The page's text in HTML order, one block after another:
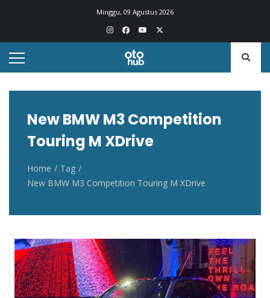
Minggu, 09 Agustus 2026
Otohub.co
Portal berita otomotif Indonesia terkini
New BMW M3 Competition
Touring M XDrive
Home
Tag
New BMW M3 Competition Touring M XDrive